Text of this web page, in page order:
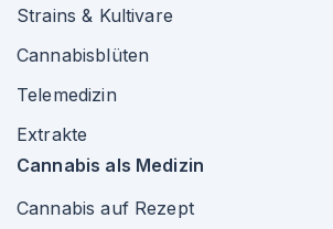
Strains & Kultivare
Cannabisblüten
Telemedizin
Extrakte
Cannabis als Medizin
Cannabis auf Rezept